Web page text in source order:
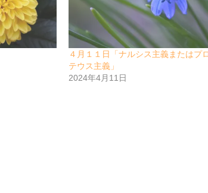
４月１１日「ナルシス主義またはプ
テウス主義」
2024年4月11日